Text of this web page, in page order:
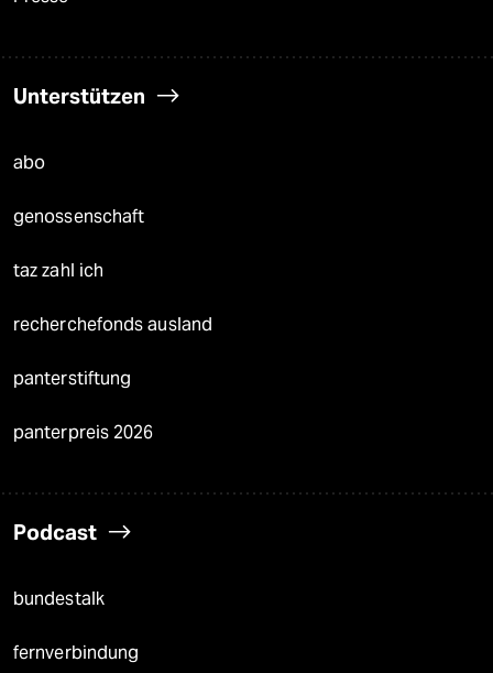
Unterstützen
abo
genossenschaft
taz zahl ich
recherchefonds ausland
panterstiftung
panterpreis 2026
Podcast
bundestalk
fernverbindung